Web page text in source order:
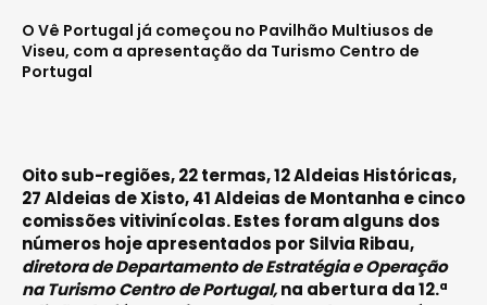
O Vê Portugal já começou no Pavilhão Multiusos de
Viseu, com a apresentação da Turismo Centro de
Portugal
Oito sub-regiões, 22 termas, 12 Aldeias Históricas,
27 Aldeias de Xisto, 41 Aldeias de Montanha e cinco
comissões vitivinícolas. Estes foram alguns dos
números hoje apresentados por Silvia Ribau,
diretora de Departamento de Estratégia e Operação
na Turismo Centro de Portugal,na abertura da 12.ª